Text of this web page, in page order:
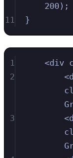
200 ) ;
11
}
1 <div
2
<
3
<